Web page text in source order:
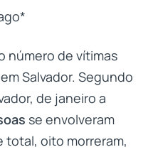
número de vítimas
Salvador. Segundo
de janeiro a
se envolveram
total, oito morreram,